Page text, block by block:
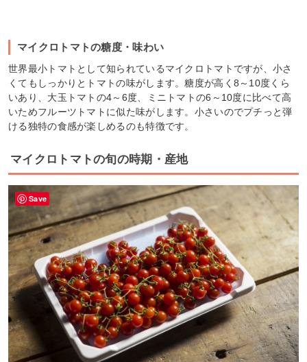
マイクロトマトの糖度・味わい
世界最小トマトとして知られているマイクロトマトですが、小さ
くてもしっかりとトマトの味がします。糖度が高く8～10度くら
いあり、大玉トマトの4～6度、ミニトマトの6～10度に比べて高
いためフルーツトマトに似た味がします。小さいのでプチっと弾
ける独特の食感が楽しめるのも特徴です。
マイクロトマトの旬の時期・産地
Save